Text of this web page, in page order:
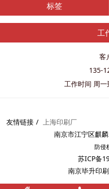
标签
工
客
135-
工作时间 周
友情链接
上海印刷厂
南京市江宁区麒
防侵
苏ICP备
南京毕升印